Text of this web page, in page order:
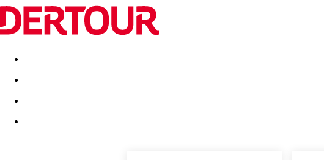
Destinatii Vacanta perfecta OFERTE DE NERATAT